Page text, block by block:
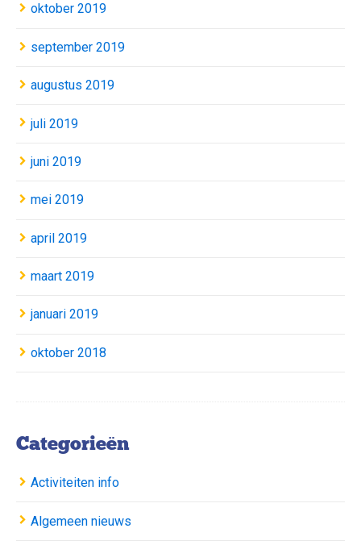
oktober 2019
september 2019
augustus 2019
juli 2019
juni 2019
mei 2019
april 2019
maart 2019
januari 2019
oktober 2018
Categorieën
Activiteiten info
Algemeen nieuws